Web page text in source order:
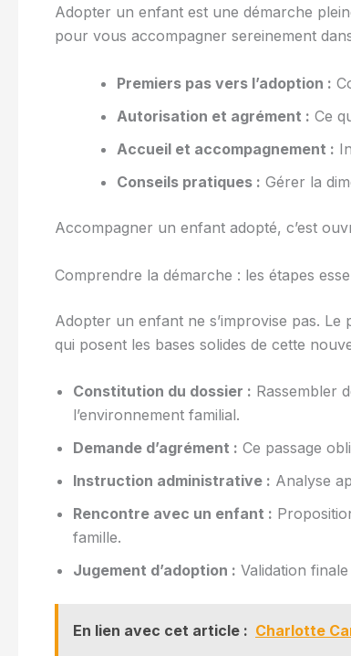
Adopter un enfant est une démarche
pour vous accompagner sereinement
Premiers pas vers l’adoption :
Autorisation et agrément : Ce
Accueil et accompagnement :
Conseils pratiques : Gérer la
Accompagner un enfant adopté, c’est
Comprendre la démarche : les étapes
Adopter un enfant ne s’improvise pas.
qui posent les bases solides de cette
Constitution du dossier : Rassembler
l’environnement familial.
Demande d’agrément : Ce passage
Instruction administrative : Analyse
Rencontre avec un enfant :
famille.
Jugement d’adoption : Validation
En lien avec cet article : Charlotte